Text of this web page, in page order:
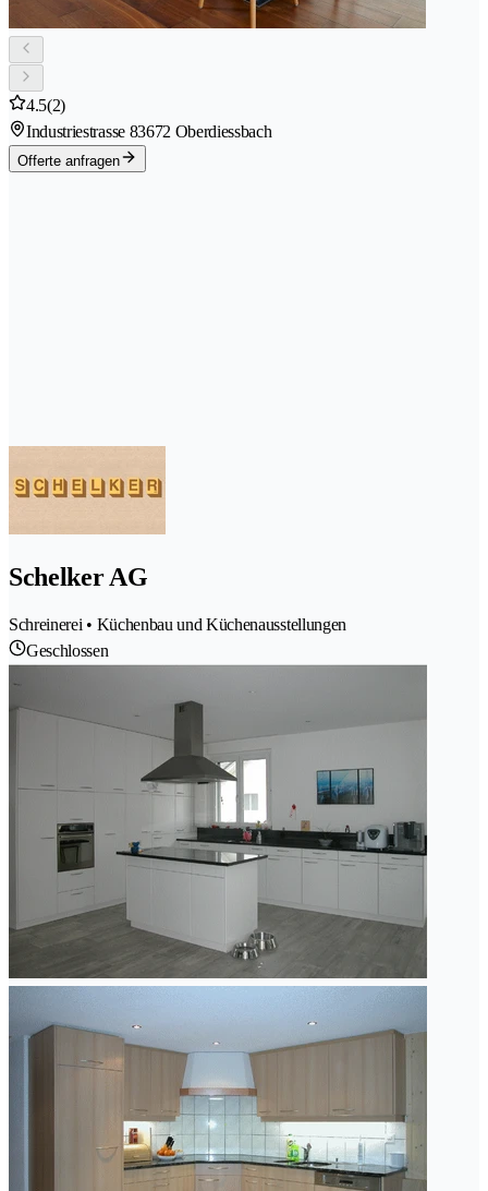
4.5(2)
Industriestrasse 83672 Oberdiessbach
Offerte anfragen
Schelker AG
Schreinerei • Küchenbau und Küchenausstellungen
Geschlossen